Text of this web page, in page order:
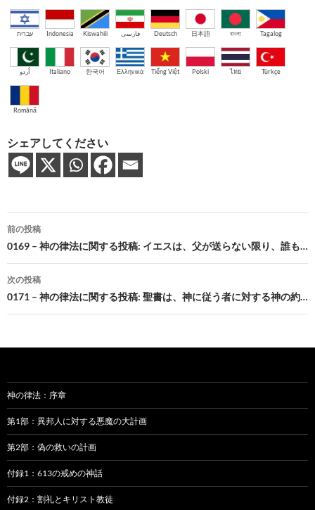
עברית Indonesia Kiswahili فارسی Deutsch 日本語 বাংলা Tagalog
اُردو Italiano 한국어 Ελληνικά Tiếng Việt Polski ไทย Türkçe
Română
シェアしてください
投
稿
ナ
ビ
ゲ
ー
ョ
ン
前の投稿
0169 – 神の律法に関する投稿: イエスは、父が送らない限り、誰も…
次の投稿
0171 – 神の律法に関する投稿: 聖書は、神に従う者に対する神の約…
神の律法：序章
第1部：異邦人に対する悪魔の大計画
第2部：偽の救いの計画
付録1：613の戒めの神話
付録2：割礼とキリスト教徒